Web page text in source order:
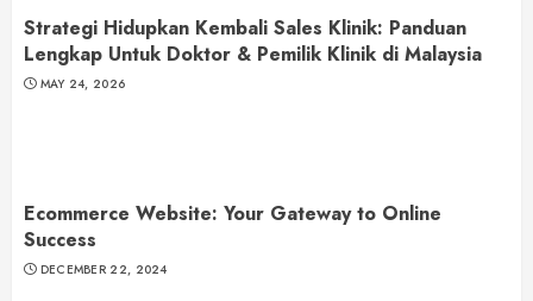
Strategi Hidupkan Kembali Sales Klinik: Panduan
Lengkap Untuk Doktor & Pemilik Klinik di Malaysia
MAY 24, 2026
Ecommerce Website: Your Gateway to Online
Success
DECEMBER 22, 2024